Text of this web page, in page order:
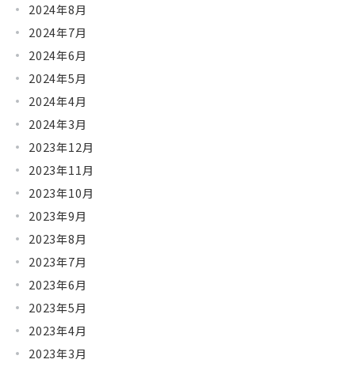
2024年8月
2024年7月
2024年6月
2024年5月
2024年4月
2024年3月
2023年12月
2023年11月
2023年10月
2023年9月
2023年8月
2023年7月
2023年6月
2023年5月
2023年4月
2023年3月